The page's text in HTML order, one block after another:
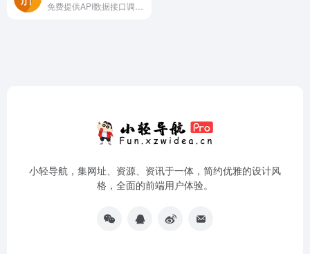
小轻导航，集网址、资源、资讯于一体，简约优雅的设计风
格，全面的前端用户体验。